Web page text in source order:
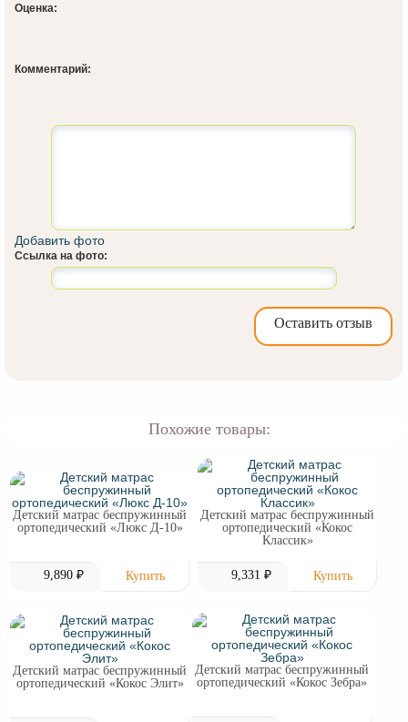
Оценка:
Комментарий:
Добавить фото
Ссылка на фото:
Оставить отзыв
Похожие товары:
Детский матрас беспружинный
ортопедический «Люкс Д-10»
9,890 ₽
Детский матрас беспружинный
ортопедический «Кокос
Классик»
9,331 ₽
Детский матрас беспружинный
ортопедический «Кокос Элит»
Детский матрас беспружинный
ортопедический «Кокос Зебра»